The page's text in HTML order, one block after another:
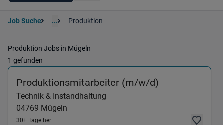
Job Suche ... Produktion
Produktion Jobs in Mügeln
1 gefunden
Produktionsmitarbeiter (m/w/d)
Technik & Instandhaltung
04769 Mügeln
30+ Tage her